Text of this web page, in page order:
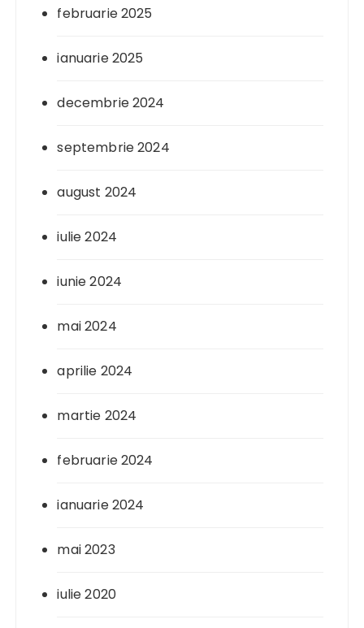
februarie 2025
ianuarie 2025
decembrie 2024
septembrie 2024
august 2024
iulie 2024
iunie 2024
mai 2024
aprilie 2024
martie 2024
februarie 2024
ianuarie 2024
mai 2023
iulie 2020